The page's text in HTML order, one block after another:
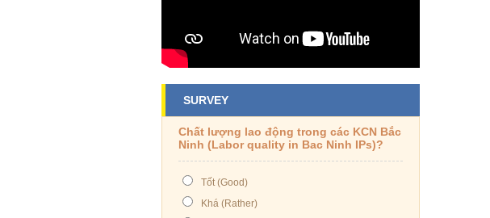
SURVEY
Chất lượng lao động trong các KCN Bắc
Ninh (Labor quality in Bac Ninh IPs)?
Tốt (Good)
Khá (Rather)